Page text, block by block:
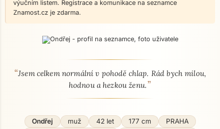
výučním listem. Registrace a komunikace na seznamce
Znamost.cz je zdarma.
O mně - seznamka profil
“Jsem celkem normální v pohodě chlap. Rád bych milou,
hodnou a hezkou ženu.”
Ondřej muž 42 let 177 cm
PRAHA